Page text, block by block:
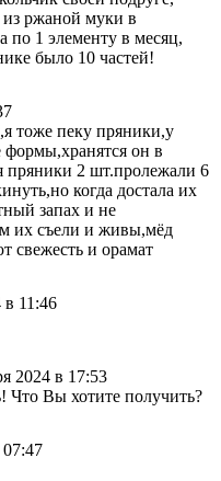
из ржаной муки в
по 1 элементу в месяц,
было 10 частей!
тоже пеку пряники,у
он в
пряники 2 шт.пролежали 6
когда достала их
запах и не
их съели и живы,мёд
свежесть и орамат
в 11:46
2024 в 17:53
Вы хотите получить?
07:47